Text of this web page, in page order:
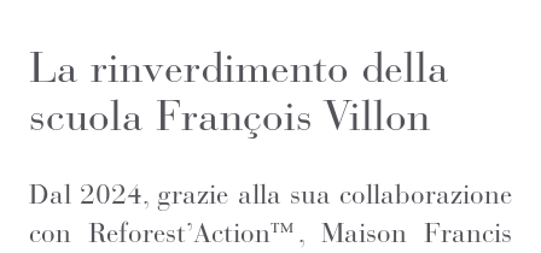
La rinverdimento della
scuola François Villon
Dal 2024, grazie alla sua collaborazione
con Reforest’Action™, Maison Francis